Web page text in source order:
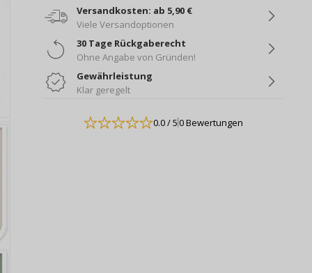
Versandkosten: ab 5,90 €
Viele Versandoptionen
30 Tage Rückgaberecht
Ohne Angabe von Gründen!
Gewährleistung
Klar geregelt
0.0/ 50 Bewertungen